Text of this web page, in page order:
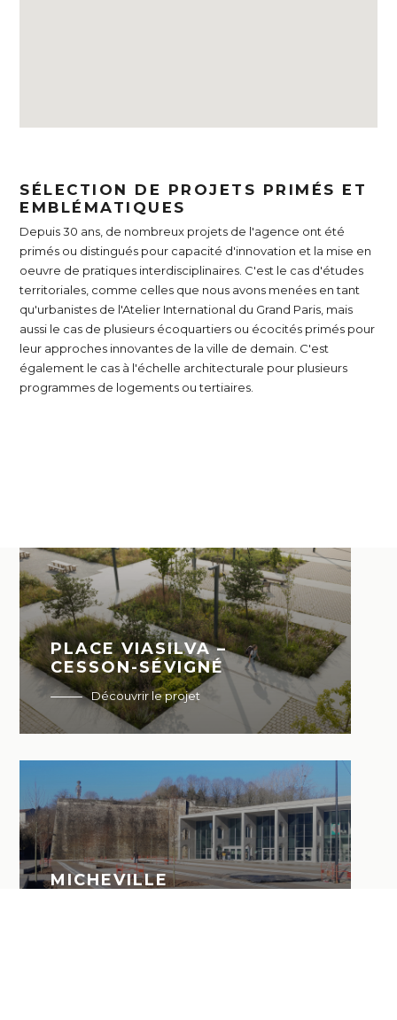
SÉLECTION DE PROJETS PRIMÉS ET
EMBLÉMATIQUES
Depuis 30 ans, de nombreux projets de l'agence ont été
primés ou distingués pour capacité d'innovation et la mise en
oeuvre de pratiques interdisciplinaires. C'est le cas d'études
territoriales, comme celles que nous avons menées en tant
qu'urbanistes de l'Atelier International du Grand Paris, mais
aussi le cas de plusieurs écoquartiers ou écocités primés pour
leur approches innovantes de la ville de demain. C'est
également le cas à l'échelle architecturale pour plusieurs
programmes de logements ou tertiaires.
PLACE VIASILVA –
CESSON-SÉVIGNÉ
Découvrir le projet
MICHEVILLE